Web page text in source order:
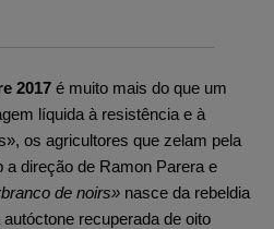
2017 é muito mais do que um
líquida à resistência e à
os agricultores que zelam pela
a direção de Ramon Parera e
de noirs» nasce da rebeldia
recuperada de oito